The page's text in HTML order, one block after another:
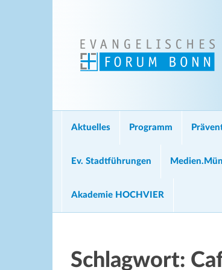
Aktuelles Programm
Ev. Stadtführungen
Akademie HOCHVIER
Schlagwort: